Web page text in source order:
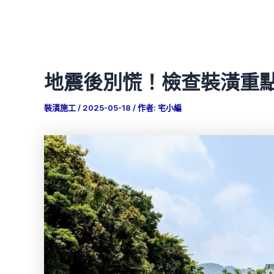
地震後別慌！檢查裝潢重
裝潢施工/ 2025-05-18 / 作者: 宅小編